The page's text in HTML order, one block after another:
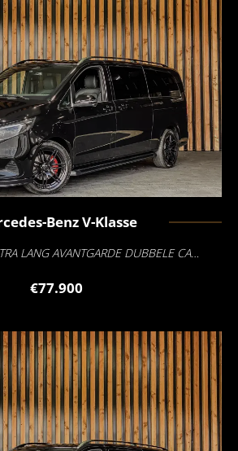
BenzV-Klasse
300D 4MATIC EXTRA LANG AVANTGARDE DUBBELE CABINE
€77.900